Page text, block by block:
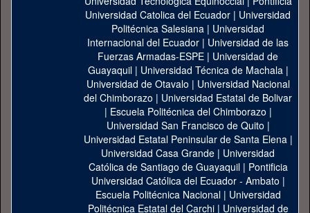
Universidad Catolica del Ecuador | Universidad
Politécnica Salesiana | Universidad
Internacional del Ecuador | Universidad de las
Fuerzas Armadas-ESPE | Universidad de
Guayaquil| Universidad Técnica de Machala|
Universidad de Otavalo | Universidad Nacional
del Chimborazo | Universidad Estatal de Bolivar
| Escuela Politécnica del Chimborazo |
Universidad San Francisco de Quito |
Universidad Estatal Peninsular de Santa Elena|
Universidad Casa Grande | Universidad
Católica de Santiago de Guayaquil| Pontificia
Universidad Católica del Ecuador - Ambato |
Escuela Politécnica Nacional| Universidad
Politécnica Estatal del Carchi| Universidad de